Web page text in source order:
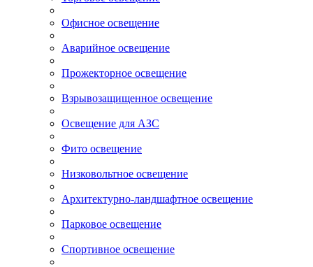
Офисное освещение
Аварийное освещение
Прожекторное освещение
Взрывозащищенное освещение
Освещение для АЗС
Фито освещение
Низковольтное освещение
Архитектурно-ландшафтное освещение
Парковое освещение
Спортивное освещение